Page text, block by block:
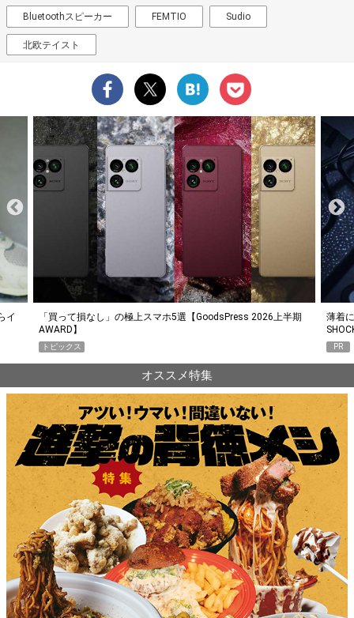
Bluetoothスピーカー FEMTIO Sudio
北欧テイスト
イ
「買って損なし」の極上スマホ5選【GoodsPress 2026上半期
AWARD】
トピックス
薄着
PR
オススメ特集